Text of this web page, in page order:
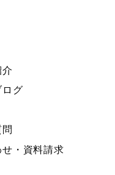
介
ログ
・資料請求